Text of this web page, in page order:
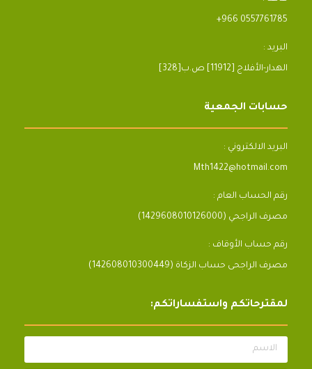
+966 0557761785
البريد :
[328]الهدار-الأفلاج [11912] ص.ب
حسابات الجمعية
البريد الالكتروني :
Mth1422@hotmail.com
رقم الحساب العام :
مصرف الراجحي (1429608010126000)
رقم حساب الأوقاف :
مصرف الراجحى حساب الزكاة (142608010300449)
لمقترحاتكم واستفساراتكم:
الاسم